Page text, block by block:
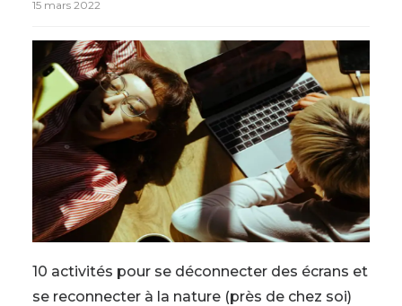
15 mars 2022
10 activités pour se déconnecter des écrans et
se reconnecter à la nature (près de chez soi)